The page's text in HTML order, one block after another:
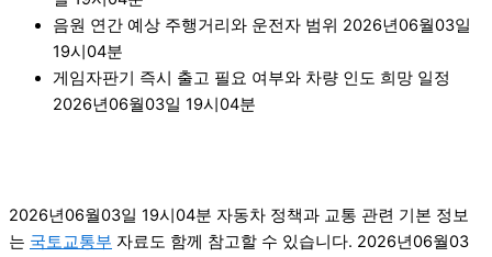
음원 연간 예상 주행거리와 운전자 범위 2026년06월03일
19시04분
게임자판기 즉시 출고 필요 여부와 차량 인도 희망 일정
2026년06월03일 19시04분
2026년06월03일 19시04분 자동차 정책과 교통 관련 기본 정보
는 국토교통부 자료도 함께 참고할 수 있습니다. 2026년06월03